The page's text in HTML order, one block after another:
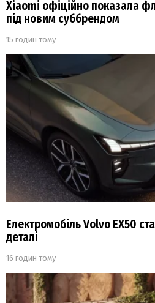
Xiaomi офіційно показала
під новим суббрендом
15 годин тому
Електромобіль Volvo EX50
деталі
16 годин тому